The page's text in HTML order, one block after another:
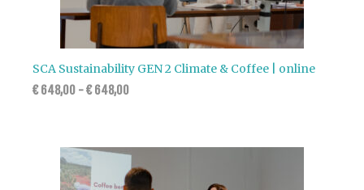
SCA Sustainability GEN 2 Climate & Coffee | online
€648,00 -€648,00